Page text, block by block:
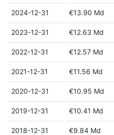
2024-12-31 €13.90 Md
2023-12-31 €12.63 Md
2022-12-31 €12.57 Md
2021-12-31 €11.56 Md
2020-12-31 €10.95 Md
2019-12-31 €10.41 Md
2018-12-31 €9.84 Md